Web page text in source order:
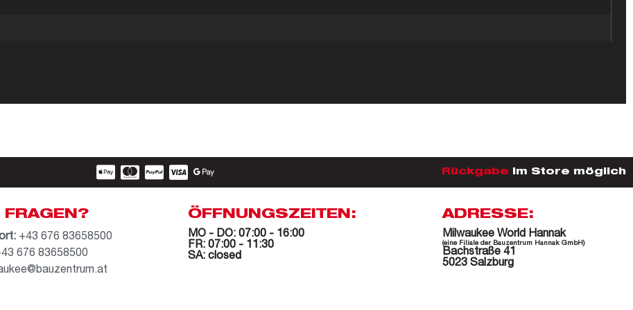
Rückgabe im Store möglich
+43 676 83658500
676 83658500
ÖFFNUNGSZEITEN:
MO - DO: 07:00 - 16:00
FR: 07:00 - 11:30
SA: closed
ADRESSE:
Milwaukee World Hannak
(eine Filiale der Bauzentrum Hannak GmbH)
Bachstraße 41
5023 Salzburg